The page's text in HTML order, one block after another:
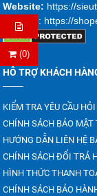
(0)
Website: https://
Shopee: https://
HỖ TRỢ KHÁCH
KIỂM TRA YÊU CẦU
CHÍNH SÁCH BẢO
HƯỚNG DẪN LIÊN HỆ
CHÍNH SÁCH ĐỔI TRẢ
HÌNH THỨC THANH
CHÍNH SÁCH BẢO